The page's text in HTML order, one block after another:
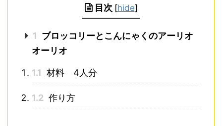
目次 [hide]
1 ブロッコリーとこんにゃくのアーリオ
オーリオ
1.1 材料 4人分
1.2 作り方